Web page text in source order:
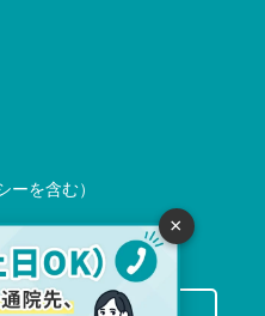
を含む）
望の先生方へ
×